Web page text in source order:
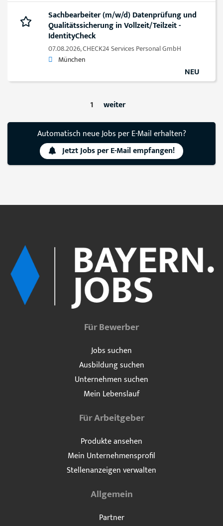
Sachbearbeiter (m/w/d) Datenprüfung und
Qualitätssicherung in Vollzeit/Teilzeit -
IdentityCheck
07.08.2026,CHECK24 Services Personal GmbH
München
NEU
1 weiter
Automatisch neue Jobs per E-Mail erhalten?
Jetzt Jobs per E-Mail empfangen!
Für Bewerber
Jobs suchen
Ausbildung suchen
Unternehmen suchen
Mein Lebenslauf
Für Arbeitgeber
Produkte ansehen
Mein Unternehmensprofil
Stellenanzeigen verwalten
Allgemein
Partner